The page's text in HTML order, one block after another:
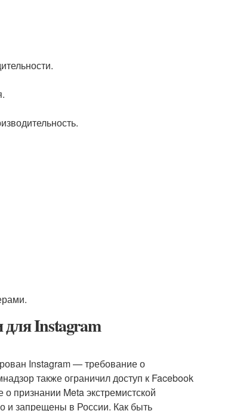
для Instagram
Instagram — требование о
также ограничил доступ к Facebook
признании Meta экстремистской
и запрещены в России. Как быть